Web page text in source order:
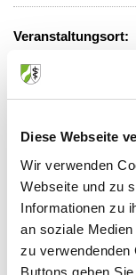
Diese Webseite
Wir verwenden
Webseite und zu
Informationen zu
an soziale
zu verwendenden
Buttons geben
Veranstaltungsort:
Theodor Althoff
Theodor Althoff
Anbieter:
Ärztliche
Weiterbildung in